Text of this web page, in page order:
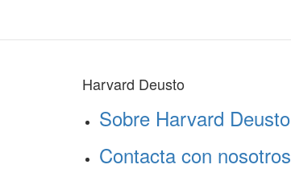
Harvard Deusto
Sobre Harvard Deusto
Contacta con nosotros